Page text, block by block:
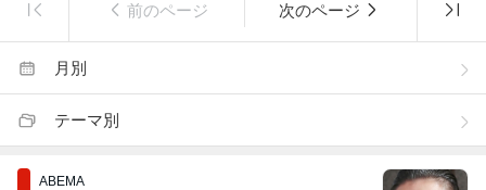
前のページ 次のページ
月別
テーマ別
ABEMA